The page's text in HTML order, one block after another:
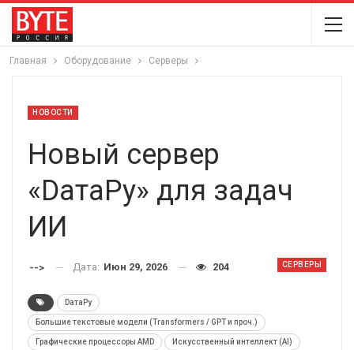
Главная Оборудование Серверы
НОВОСТИ
Новый сервер
«DатаРу» для задач
ИИ
СЕРВЕРЫ
--> Дата: Июн 29, 2026 204
DатаРу
Большие текстовые модели (Transformers / GPT и проч.)
Графические процессоры AMD Искусственный интеллект (AI)